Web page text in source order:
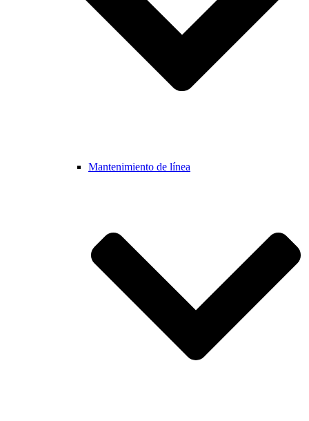
Mantenimiento de línea